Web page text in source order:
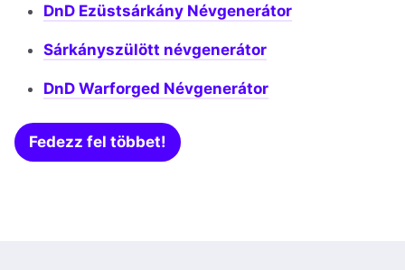
DnD Ezüstsárkány Névgenerátor
Sárkányszülött névgenerátor
DnD Warforged Névgenerátor
Fedezz fel többet!